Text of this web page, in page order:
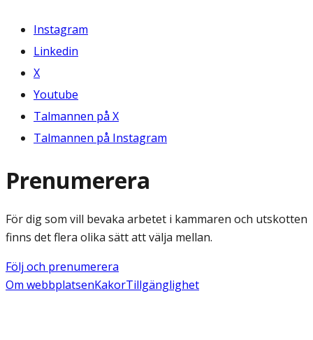
Instagram
Linkedin
X
Youtube
Talmannen på X
Talmannen på Instagram
Prenumerera
För dig som vill bevaka arbetet i kammaren och utskotten
finns det flera olika sätt att välja mellan.
Följ och prenumerera
Om webbplatsenKakorTillgänglighet